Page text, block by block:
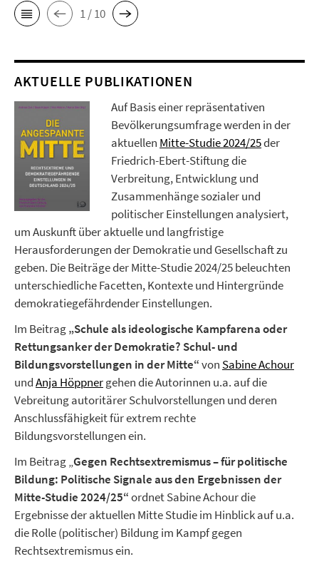
1 / 10
AKTUELLE PUBLIKATIONEN
Auf Basis einer repräsentativen
Bevölkerungsumfrage werden in der
aktuellen Mitte-Studie 2024/25der
Friedrich-Ebert-Stiftung die
Verbreitung, Entwicklung und
Zusammenhänge sozialer und
politischer Einstellungen analysiert,
um Auskunft über aktuelle und langfristige
Herausforderungen der Demokratie und Gesellschaft zu
geben. Die Beiträge der Mitte-Studie 2024/25 beleuchten
unterschiedliche Facetten, Kontexte und Hintergründe
demokratiegefährdender Einstellungen.
Im Beitrag„Schule als ideologische Kampfarena oder
Rettungsanker der Demokratie? Schul- und
Bildungsvorstellungen in der Mitte“von Sabine Achour
undAnja Höppnergehen die Autorinnen u.a. auf die
Vebreitung autoritärer Schulvorstellungen und deren
Anschlussfähigkeit für extrem rechte
Bildungsvorstellungen ein.
Im Beitrag „Gegen Rechtsextremismus – für politische
Bildung: Politische Signale aus den Ergebnissen der
Mitte-Studie 2024/25“ordnet Sabine Achour die
Ergebnisse der aktuellen Mitte Studie im Hinblick auf u.a.
die Rolle (politischer) Bildung im Kampf gegen
Rechtsextremismus ein.